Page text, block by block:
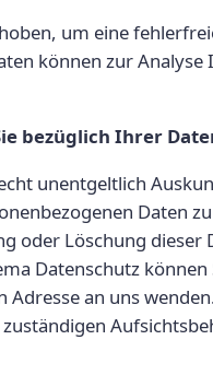
um eine
können zur
bezüglich Ihrer
unentgeltlich
Daten
oder Löschung dieser
Datenschutz
an uns